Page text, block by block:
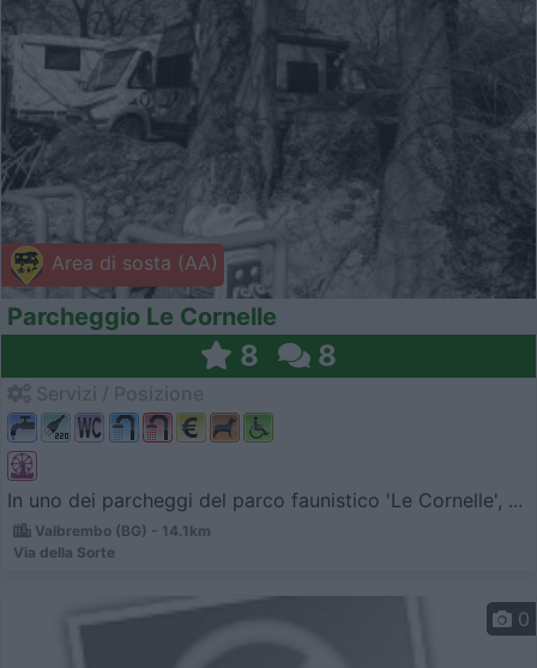
Area di sosta (AA)
Parcheggio Le Cornelle
8 8
In uno dei parcheggi del parco faunistico 'Le Cornelle', ...
Valbrembo (BG) - 14.1km
Via della Sorte
0